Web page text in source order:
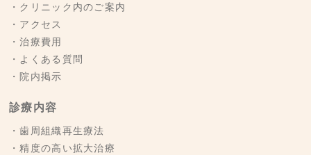
・クリニック内のご案内
・アクセス
・治療費用
・よくある質問
・院内掲示
診療内容
・歯周組織再生療法
・精度の高い拡大治療